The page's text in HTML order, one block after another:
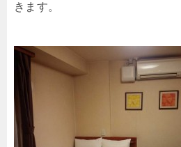
きます。